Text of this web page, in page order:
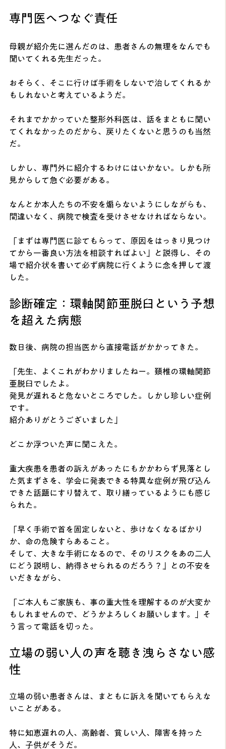
専門医へつなぐ責任
母親が紹介先に選んだのは、患者さんの無理をなんでも
聞いてくれる先生だった。
おそらく、そこに行けば手術をしないで治してくれるか
もしれないと考えているようだ。
それまでかかっていた整形外科医は、話をまともに聞い
てくれなかったのだから、戻りたくないと思うのも当然
だ。
しかし、専門外に紹介するわけにはいかない。しかも所
見からして急ぐ必要がある。
なんとか本人たちの不安を煽らないようにしながらも、
間違いなく、病院で検査を受けさせなければならない。
「まずは専門医に診てもらって、原因をはっきり見つけ
てから一番良い方法を相談すればよい」と説得し、その
場で紹介状を書いて必ず病院に行くように念を押して渡
した。
診断確定：環軸関節亜脱臼という予想
を超えた病態
数日後、病院の担当医から直接電話がかかってきた。
「先生、よくこれがわかりましたねー。頚椎の環軸関節
亜脱臼でしたよ。
発見が遅れると危ないところでした。しかし珍しい症例
です。
紹介ありがとうございました」
どこか浮ついた声に聞こえた。
重大疾患を患者の訴えがあったにもかかわらず見落とし
た気まずさを、学会に発表できる特異な症例が飛び込ん
できた話題にすり替えて、取り繕っているようにも感じ
られた。
「早く手術で首を固定しないと、歩けなくなるばかり
か、命の危険すらあること。
そして、大きな手術になるので、そのリスクをあの二人
にどう説明し、納得させられるのだろう？」との不安を
いだきながら、
「ご本人もご家族も、事の重大性を理解するのが大変か
もしれませんので、どうかよろしくお願いします。」そ
う言って電話を切った。
立場の弱い人の声を聴き洩らさない感
性
立場の弱い患者さんは、まともに訴えを聞いてもらえな
いことがある。
特に知恵遅れの人、高齢者、貧しい人、障害を持った
人、子供がそうだ。